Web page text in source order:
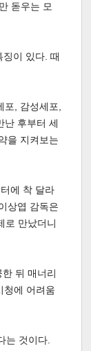
돋우는 모
이 있다. 때
, 감성세포,
난 후부터 세
을 지켜보는
에 착 달라
상엽 감독은
로 만났더니
뒤 매너리
청에 어려움
는 것이다.